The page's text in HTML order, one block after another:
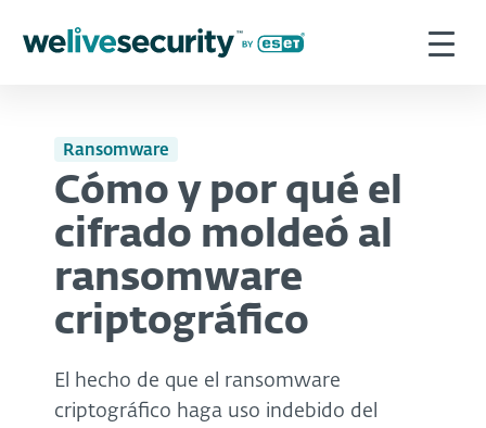
Ransomware
Cómo y por qué el
cifrado moldeó al
ransomware
criptográfico
El hecho de que el ransomware
criptográfico haga uso indebido del